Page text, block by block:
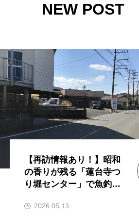
NEW POST
【再訪情報あり！】昭和
の香りが残る「蓮台寺つ
り堀センター」で魚釣り
2026.05.13